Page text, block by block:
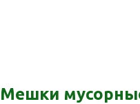
Мешки